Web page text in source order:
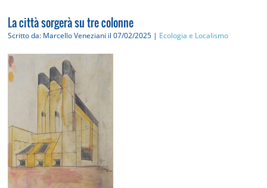
La città sorgerà su tre colonne
Scritto da: Marcello Veneziani il 07/02/2025 | Ecologia e Localismo